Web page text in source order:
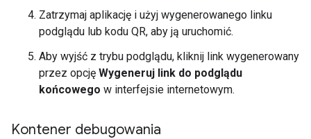
Zatrzymaj aplikację i użyj wygenerowanego linku
podglądu lub kodu QR, aby ją uruchomić.
Aby wyjść z trybu podglądu, kliknij link wygenerowany
przez opcję Wygeneruj link do podglądu
końcowego w interfejsie internetowym.
Kontener debugowania